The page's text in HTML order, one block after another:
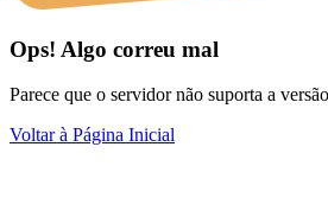
Ops! Algo correu mal
Parece que o servidor não suporta a
Voltar à Página Inicial